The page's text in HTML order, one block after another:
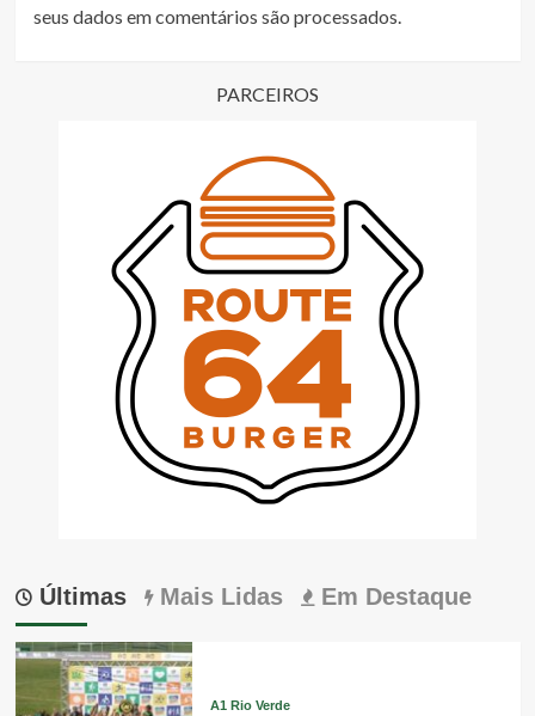
seus dados em comentários são processados.
PARCEIROS
Últimas Mais Lidas Em Destaque
A1 Rio Verde